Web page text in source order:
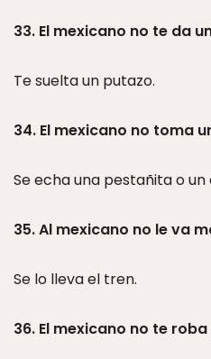
33. El mexicano no te da
Te suelta un putazo.
34. El mexicano no toma
Se echa una pestañita o
35. Al mexicano no le va
Se lo lleva el tren.
36. El mexicano no te